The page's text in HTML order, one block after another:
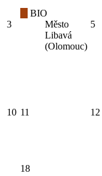
3
BIO
Město
Libavá
(Olomouc)
5
10 11 12
18